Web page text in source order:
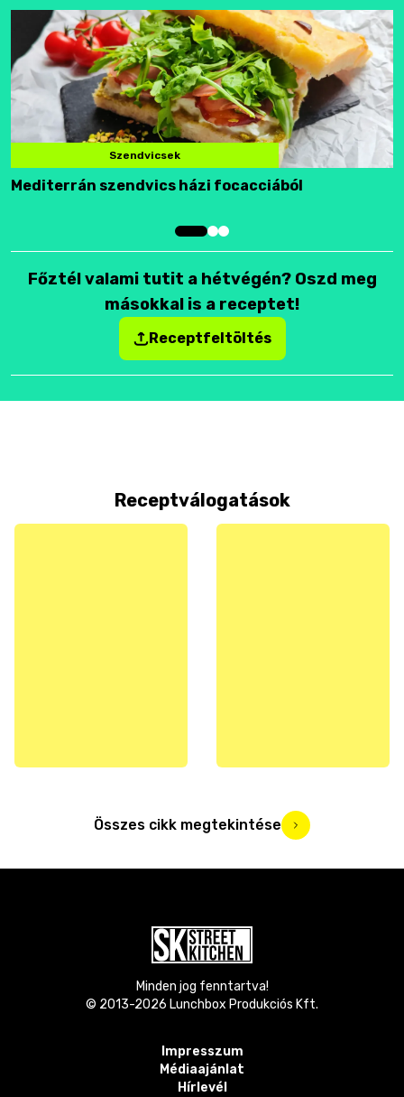
Szendvicsek
Mediterrán szendvics házi focacciából
Főztél valami tutit a hétvégén? Oszd meg
másokkal is a receptet!
Receptfeltöltés
Receptválogatások
Összes cikk megtekintése
Minden jog fenntartva!
© 2013-2026 Lunchbox Produkciós Kft.
Impresszum
Médiaajánlat
Hírlevél